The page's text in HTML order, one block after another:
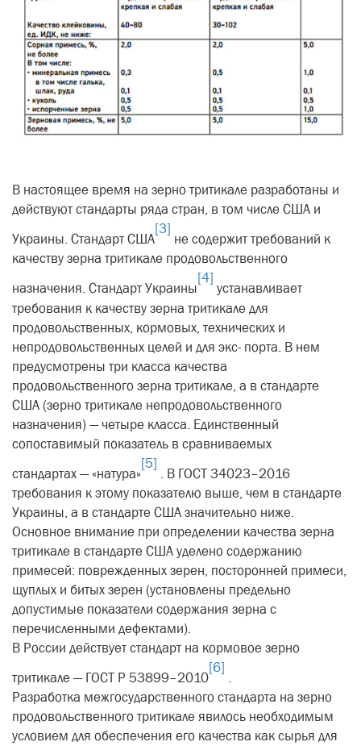
В настоящее время на зерно тритикале разработаны и
действуют стандарты ряда стран, в том числе США и
Украины. Стандарт США
[3]
не содержит требований к
качеству зерна тритикале продовольственного
назначения. Стандарт Украины
[4]
устанавливает
требования к качеству зерна тритикале для
продовольственных, кормовых, технических и
непродовольственных целей и для экс- порта. В нем
предусмотрены три класса качества
продовольственного зерна тритикале, а в стандарте
США (зерно тритикале непродовольственного
назначения) — четыре класса. Единственный
сопоставимый показатель в сравниваемых
стандартах — «натура»
[5]
. В ГОСТ 34023–2016
требования к этому показателю выше, чем в стандарте
Украины, а в стандарте США значительно ниже.
Основное внимание при определении качества зерна
тритикале в стандарте США уделено содержанию
примесей: поврежденных зерен, посторонней примеси,
щуплых и битых зерен (установлены предельно
допустимые показатели содержания зерна с
перечисленными дефектами).
В России действует стандарт на кормовое зерно
тритикале — ГОСТ Р 53899–2010
[6]
.
Разработка межгосударственного стандарта на зерно
продовольственного тритикале явилось необходимым
условием для обеспечения его качества как сырья для